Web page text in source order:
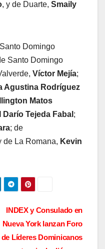
, y de Duarte, Smaily
Domingo
Santo Domingo
Víctor Mejía;
Agustina Rodríguez
Matos
Darío Tejeda Fabal ;
; de
de La Romana, Kevin
INDEX y Consulado en
Nueva York lanzan Foro
de Líderes Dominicanos